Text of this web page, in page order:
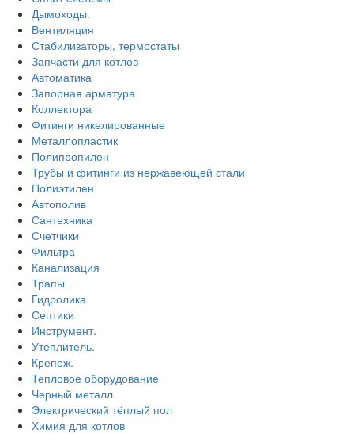
Дымоходы.
Вентиляция
Стабилизаторы, термостаты
Запчасти для котлов
Автоматика
Запорная арматура
Коллектора
Фитинги никелированные
Металлопластик
Полипропилен
Трубы и фитинги из нержавеющей стали
Полиэтилен
Автополив
Сантехника
Счетчики
Фильтра
Канализация
Трапы
Гидролика
Септики
Инструмент.
Утеплитель.
Крепеж.
Тепловое оборудование
Черный металл.
Электрический тёплый пол
Химия для котлов